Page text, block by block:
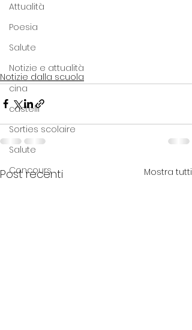
Attualità
Poesia
Salute
Notizie e attualità
cina
castelli
Sorties scolaire
Salute
Concours
Notizie dalla scuola
Post recenti Mostra tutti